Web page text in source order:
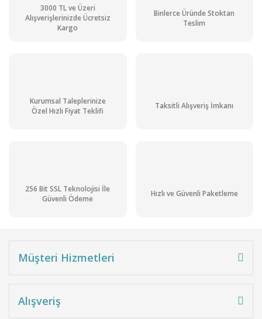
3000 TL ve Üzeri
Alışverişlerinizde Ücretsiz
Kargo
Binlerce Üründe Stoktan
Teslim
Kurumsal Taleplerinize
Özel Hızlı Fiyat Teklifi
Taksitli Alışveriş İmkanı
256 Bit SSL Teknolojisi İle
Güvenli Ödeme
Hızlı ve Güvenli Paketleme
Müşteri Hizmetleri
Alışveriş